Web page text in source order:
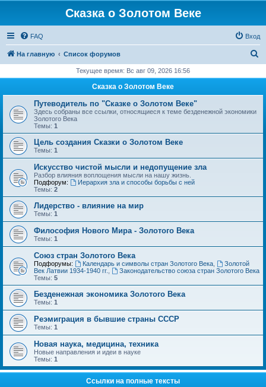
Сказка о Золотом Веке
FAQ Вход
На главную Список форумов
с
Текущее время: Вс авг 09, 2026 16:56
Сказка о Золотом Веке
Путеводитель по "Сказке о Золотом Веке"
Здесь собраны все ссылки, относящиеся к теме безденежной экономики
Золотого Века
Темы: 1
Цель создания Сказки о Золотом Веке
Темы: 1
Искусство чистой мысли и недопущение зла
Разбор влияния воплощения мысли на нашу жизнь.
Подфорум:
Иерархия зла и способы борьбы с ней
Темы: 2
Лидерство - влияние на мир
Темы: 1
Философия Нового Мира - Золотого Века
Темы: 1
Cоюз стран Золотого Века
Подфорумы: Календарь и символы стран Золотого Века,
Золотой
Век Латвии 1934-1940 гг.
Законодательство союза стран Золотого Века
Темы: 5
Безденежная экономика Золотого Века
Темы: 1
Реэмиграция в бывшие страны СССР
Темы: 1
Новая наука, медицина, техника
Новые направления и идеи в науке
Темы: 1
Ссылки на полные тексты